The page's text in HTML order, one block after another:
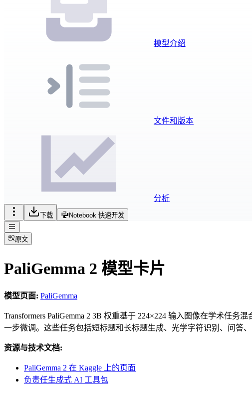
模型介绍
文件和版本
分析
下载 Notebook 快速开发
原文
PaliGemma 2 模型卡片
模型页面: PaliGemma
Transformers PaliGemma 2 3B 权重基于 224×224 输入图像在学术任务
一步微调。这些任务包括短标题和长标题生成、光学字符识别、问答
资源与技术文档:
PaliGemma 2 在 Kaggle 上的页面
负责任生成式 AI 工具包